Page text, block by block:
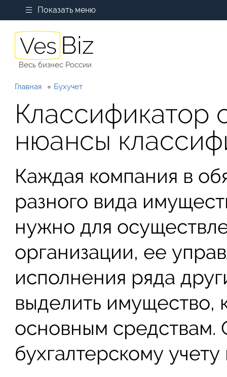
Показать меню
Весь бизнес России
Главная Бухучет
Классификатор
нюансы
Каждая компания в
разного вида
нужно для
организации, ее
исполнения ряда
выделить имущество,
основным
бухгалтерскому